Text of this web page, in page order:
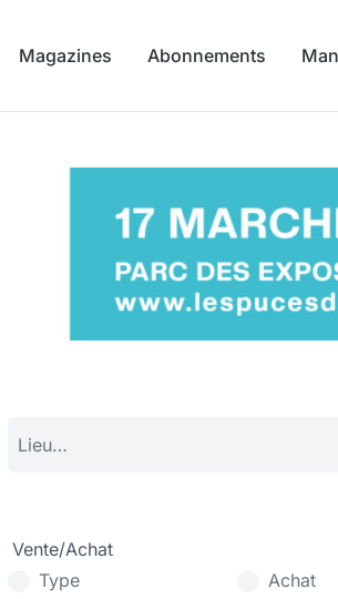
Magazines Abonnements
Vente/Achat
Type
Achat